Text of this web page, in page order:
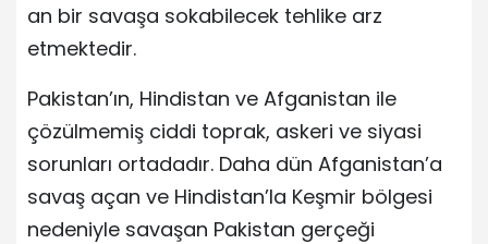
an bir savaşa sokabilecek tehlike arz
etmektedir.
Pakistan’ın, Hindistan ve Afganistan ile
çözülmemiş ciddi toprak, askeri ve siyasi
sorunları ortadadır. Daha dün Afganistan’a
savaş açan ve Hindistan’la Keşmir bölgesi
nedeniyle savaşan Pakistan gerçeği